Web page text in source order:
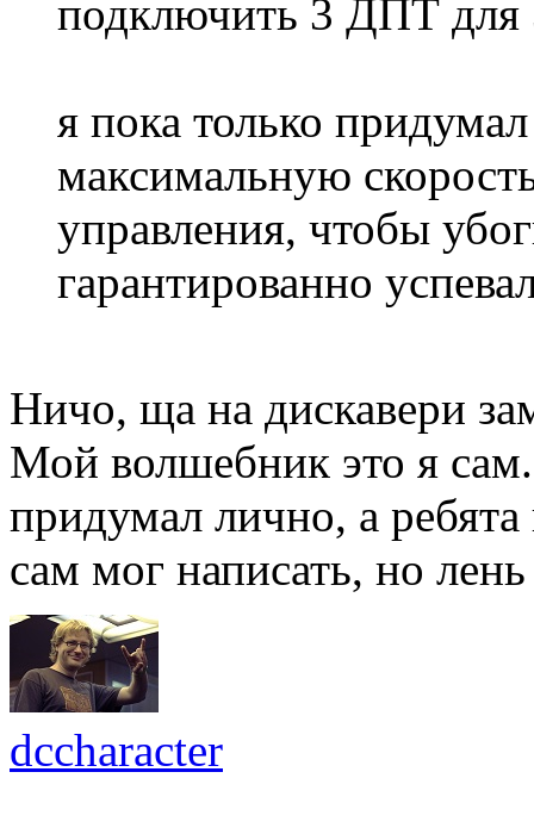
подключить 3 ДПТ для
я пока только
максимальную
управления, чтобы
гарантированно
Ничо, ща на дискавери
Мой волшебник это я
придумал лично, а
сам мог написать, но
dccharacter